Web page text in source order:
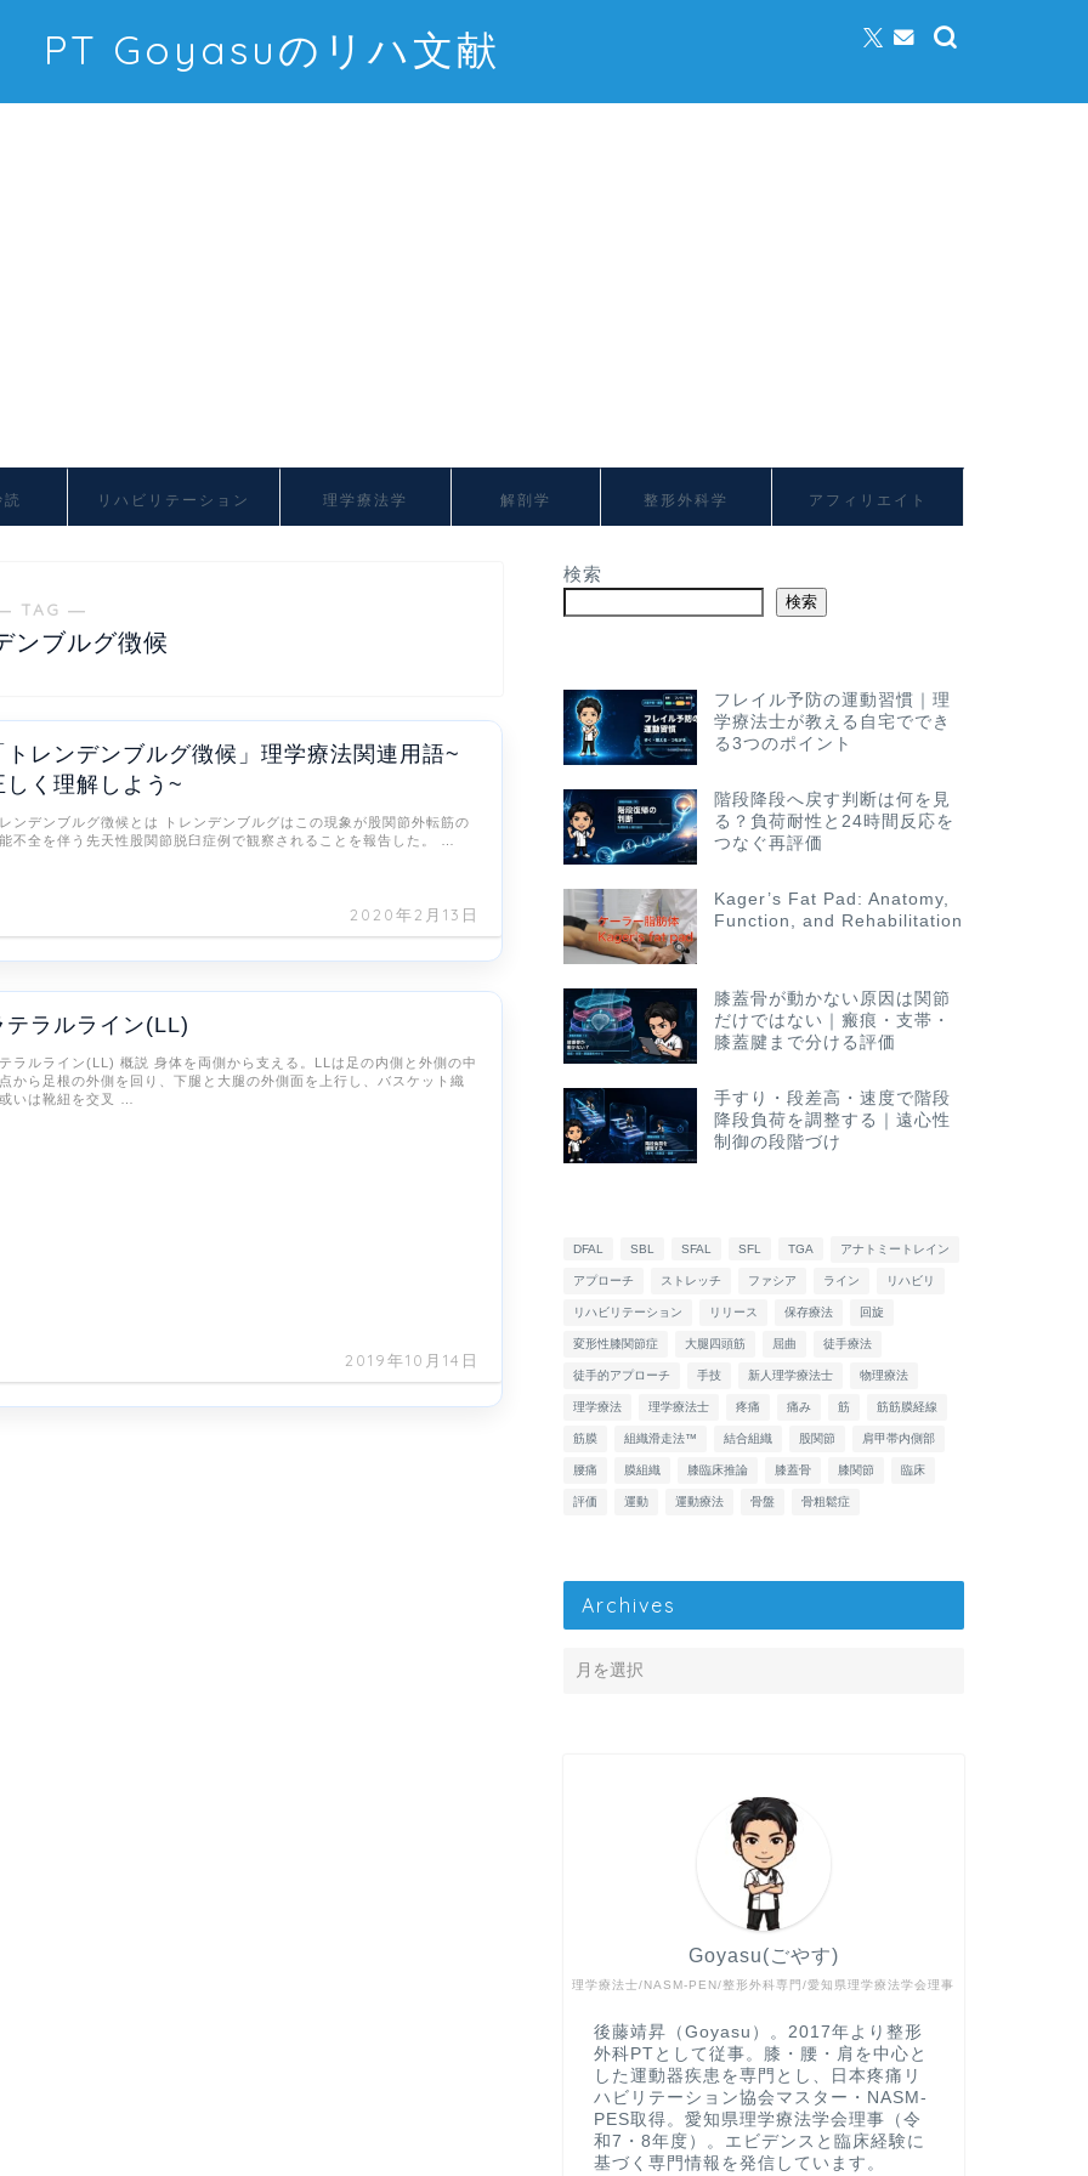
PT Goyasuのリハ文献
読 リハビリテーション 理学療法学 解剖学 整形外科学 アフィリエイト
TAG ―
ンブルグ徴候
トレンデンブルグ徴候」理学療法関連用語~
しく理解しよう~
2020年2月13日
ンデンブルグ徴候とは トレンデンブルグはこの現象が股関節外転筋の
不全を伴う先天性股関節脱臼症例で観察されることを報告した。 …
テラルライン(LL)
2019年10月14日
ラルライン(LL) 概説 身体を両側から支える。LLは足の内側と外側の中
から足根の外側を回り、下腿と大腿の外側面を上行し、バスケット織
いは靴紐を交叉 …
検索
検索
フレイル予防の運動習慣｜理
学療法士が教える自宅ででき
る3つのポイント
階段降段へ戻す判断は何を見
る？負荷耐性と24時間反応を
つなぐ再評価
Kager’s Fat Pad: Anatomy,
Function, and Rehabilitation
膝蓋骨が動かない原因は関節
だけではない｜瘢痕・支帯・
膝蓋腱まで分ける評価
手すり・段差高・速度で階段
降段負荷を調整する｜遠心性
制御の段階づけ
DFAL SBL SFAL SFL TGA アナトミートレイン
アプローチ ストレッチ ファシア ライン リハビリ
リハビリテーション リリース 保存療法 回旋
変形性膝関節症 大腿四頭筋 屈曲 徒手療法
徒手的アプローチ 手技 新人理学療法士 物理療法
理学療法 理学療法士 疼痛 痛み 筋 筋筋膜経線
筋膜 組織滑走法™ 結合組織 股関節 肩甲帯内側部
腰痛 膜組織 膝臨床推論 膝蓋骨 膝関節 臨床
評価 運動 運動療法 骨盤 骨粗鬆症
Archives
理学療法士/NASM-PEN/整形外科専門/愛知県理学療法学会理事
Goyasu(ごやす)
後藤靖昇（Goyasu）。2017年より整形
外科PTとして従事。膝・腰・肩を中心と
した運動器疾患を専門とし、日本疼痛リ
ハビリテーション協会マスター・NASM-
PES取得。愛知県理学療法学会理事（令
和7・8年度）。エビデンスと臨床経験に
基づく専門情報を発信しています。